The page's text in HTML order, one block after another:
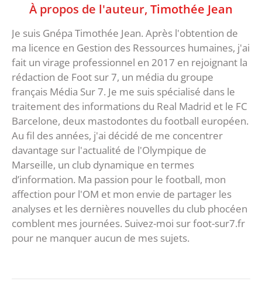
À propos de l'auteur, Timothée Jean
Je suis Gnépa Timothée Jean. Après l'obtention de
ma licence en Gestion des Ressources humaines, j'ai
fait un virage professionnel en 2017 en rejoignant la
rédaction de Foot sur 7, un média du groupe
français Média Sur 7. Je me suis spécialisé dans le
traitement des informations du Real Madrid et le FC
Barcelone, deux mastodontes du football européen.
Au fil des années, j'ai décidé de me concentrer
davantage sur l'actualité de l'Olympique de
Marseille, un club dynamique en termes
d’information. Ma passion pour le football, mon
affection pour l'OM et mon envie de partager les
analyses et les dernières nouvelles du club phocéen
comblent mes journées. Suivez-moi sur foot-sur7.fr
pour ne manquer aucun de mes sujets.